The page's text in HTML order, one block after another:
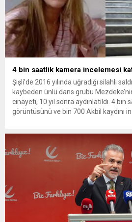
4 bin saatlik kamera incelemesi
Şişli’de 2016 yılında uğradığı silahlı
kaybeden ünlü dans grubu
cinayeti, 10 yıl sonra aydınlatıldı. 4 bin
görüntüsünü ve bin 700 Akbil kaydını